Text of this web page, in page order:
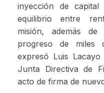
inyección de
equilibrio entre
misión, además
progreso de miles
expresó Luis
Junta Directiva de
acto de firma de